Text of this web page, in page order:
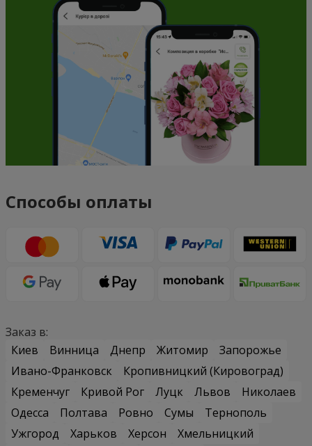
Способы оплаты
Заказ в:
Киев
Винница Днепр Житомир
Запорожье
Ивано-Франковск
Кропивницкий (Кировоград)
Кременчуг
Кривой Рог Луцк Львов
Николаев
Одесса
Полтава Ровно Сумы
Тернополь
Ужгород
Харьков Херсон
Хмельницкий